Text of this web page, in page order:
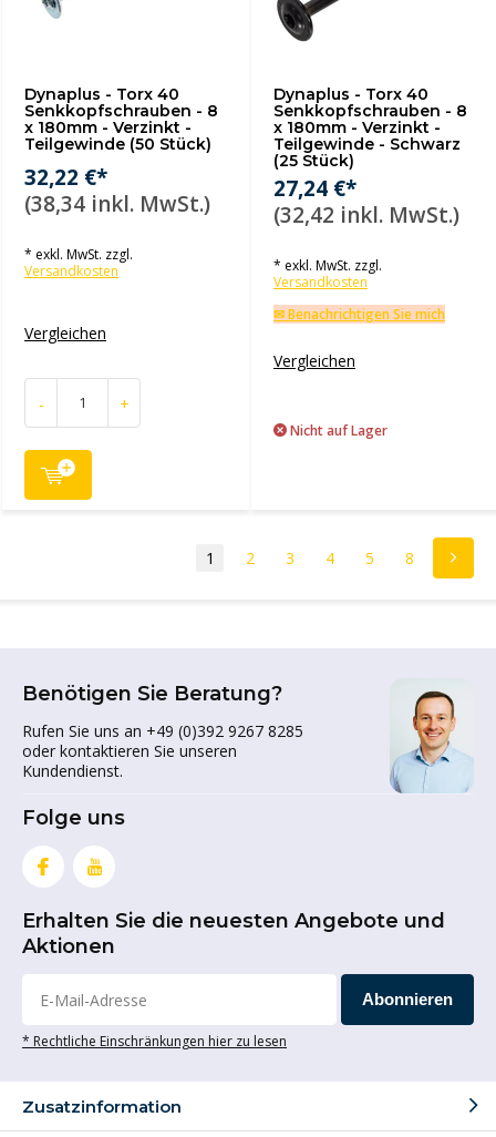
Dynaplus - Torx 40
Senkkopfschrauben - 8
x 180mm - Verzinkt -
Teilgewinde (50 Stück)
32,22 €*
(38,34 inkl. MwSt.)
* exkl. MwSt. zzgl.
Versandkosten
Vergleichen
- +
Dynaplus - Torx 40
Senkkopfschrauben - 8
x 180mm - Verzinkt -
Teilgewinde - Schwarz
(25 Stück)
27,24 €*
(32,42 inkl. MwSt.)
* exkl. MwSt. zzgl.
Versandkosten
✉ Benachrichtigen Sie mich
Vergleichen
Nicht auf Lager
1 2 3 4 5 8
Benötigen Sie Beratung?
Rufen Sie uns an +49 (0)392 9267 8285
oder kontaktieren Sie unseren
Kundendienst.
Folge uns
Erhalten Sie die neuesten Angebote und
Aktionen
Abonnieren
* Rechtliche Einschränkungen hier zu lesen
Zusatzinformation